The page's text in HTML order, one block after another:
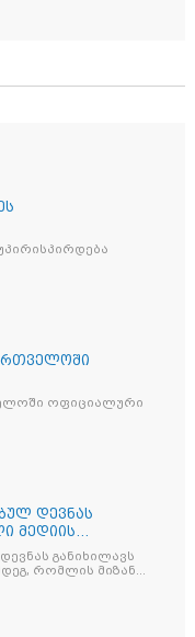
ოფიციალური
დევნას
მედიის
განიხილავს
რომლის მიზანი